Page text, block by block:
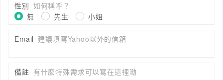
性別 如何稱呼？
無
先生 小姐
Email 建議填寫Yahoo以外的信箱
備註 有什麼特殊需求可以寫在這裡呦